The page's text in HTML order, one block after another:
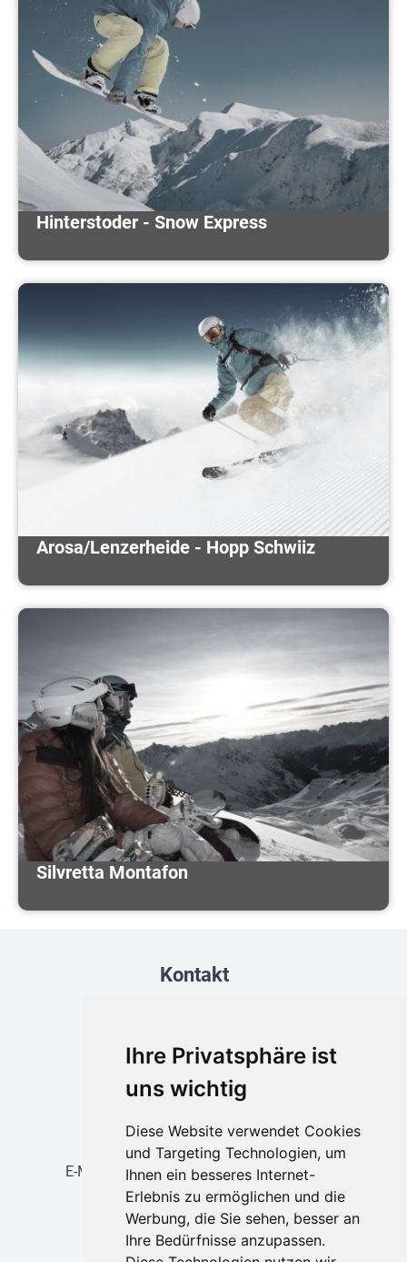
Ihre Privatsphäre ist
uns wichtig
Diese Website verwendet Cookies
und Targeting Technologien, um
Ihnen ein besseres Internet-
Erlebnis zu ermöglichen und die
Werbung, die Sie sehen, besser an
Ihre Bedürfnisse anzupassen.
Hinterstoder - Snow Express
Arosa/Lenzerheide - Hopp Schwiiz
Silvretta Montafon
Kontakt
E-Mail:info@neukam-reba.de
Reisebüro Nürnberg
Hallplatz 2 (Mauthalle)
Busvermietung
Telefon: 0911 / 200 13-10
E-Mail:
busvermietung@neukam-reba.de
Öffnungszeiten
Reisebüro Nürnberg